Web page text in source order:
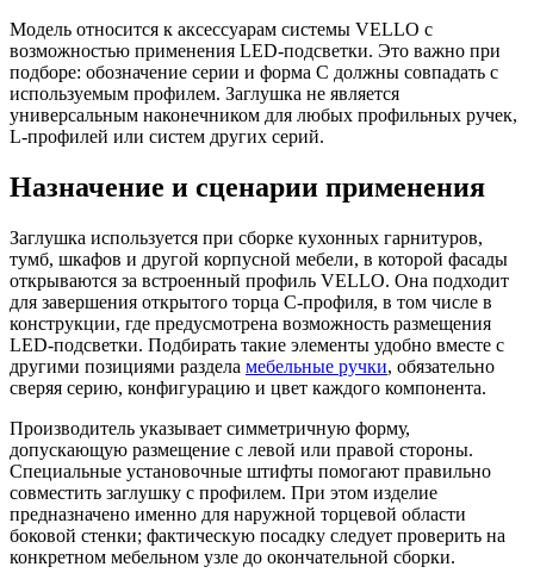
Модель относится к аксессуарам системы VELLO с
возможностью применения LED-подсветки. Это важно при
подборе: обозначение серии и форма C должны совпадать с
используемым профилем. Заглушка не является
универсальным наконечником для любых профильных ручек,
L-профилей или систем других серий.
Назначение и сценарии применения
Заглушка используется при сборке кухонных гарнитуров,
тумб, шкафов и другой корпусной мебели, в которой фасады
открываются за встроенный профиль VELLO. Она подходит
для завершения открытого торца C-профиля, в том числе в
конструкции, где предусмотрена возможность размещения
LED-подсветки. Подбирать такие элементы удобно вместе с
другими позициями раздела мебельные ручки, обязательно
сверяя серию, конфигурацию и цвет каждого компонента.
Производитель указывает симметричную форму,
допускающую размещение с левой или правой стороны.
Специальные установочные штифты помогают правильно
совместить заглушку с профилем. При этом изделие
предназначено именно для наружной торцевой области
боковой стенки; фактическую посадку следует проверить на
конкретном мебельном узле до окончательной сборки.